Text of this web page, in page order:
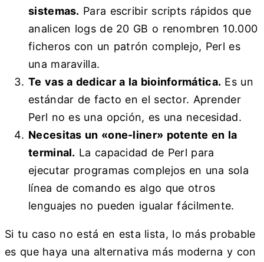
sistemas. Para escribir scripts rápidos que
analicen logs de 20 GB o renombren 10.000
ficheros con un patrón complejo, Perl es
una maravilla.
Te vas a dedicar a la bioinformática. Es un
estándar de facto en el sector. Aprender
Perl no es una opción, es una necesidad.
Necesitas un «one-liner» potente en la
terminal. La capacidad de Perl para
ejecutar programas complejos en una sola
línea de comando es algo que otros
lenguajes no pueden igualar fácilmente.
Si tu caso no está en esta lista, lo más probable
es que haya una alternativa más moderna y con